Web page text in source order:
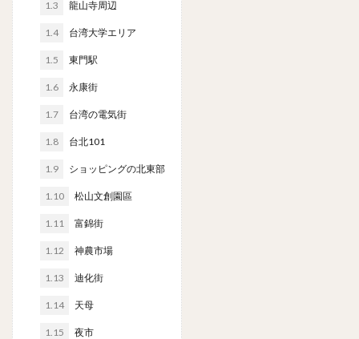
1.3 龍山寺周辺
1.4 台湾大学エリア
1.5 東門駅
1.6 永康街
1.7 台湾の電気街
1.8 台北101
1.9 ショッピングの北東部
1.10 松山文創園區
1.11 富錦街
1.12 神農市場
1.13 迪化街
1.14 天母
1.15 夜市